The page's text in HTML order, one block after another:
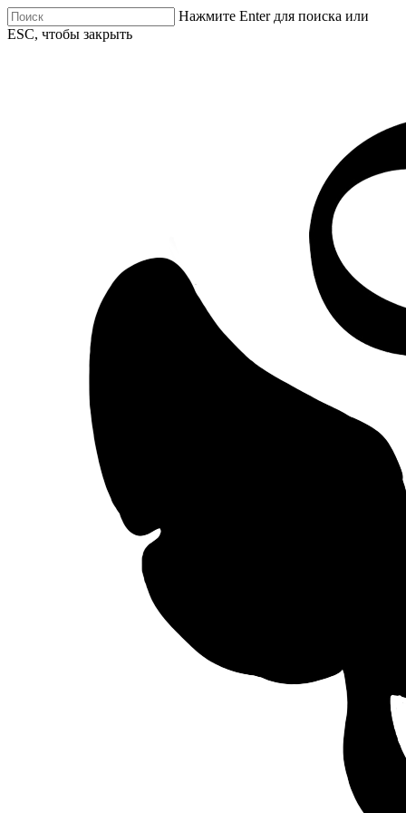
Нажмите Enter для поиска или
ESC, чтобы закрыть